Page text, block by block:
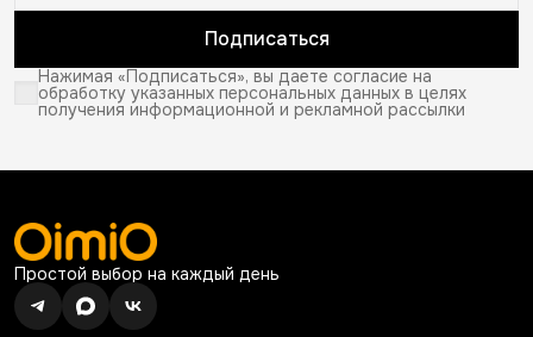
Подписаться
Нажимая «Подписаться», вы даете согласие на
обработку указанных персональных данных в целях
получения информационной и рекламной рассылки
Простой выбор на каждый день